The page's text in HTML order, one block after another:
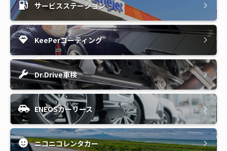
サービスステーション
KeePerコーティング
Dr.Drive車検
ENEOSカーリース
ニコニコレンタカー